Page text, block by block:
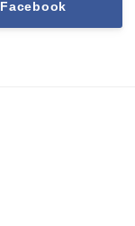
Facebook